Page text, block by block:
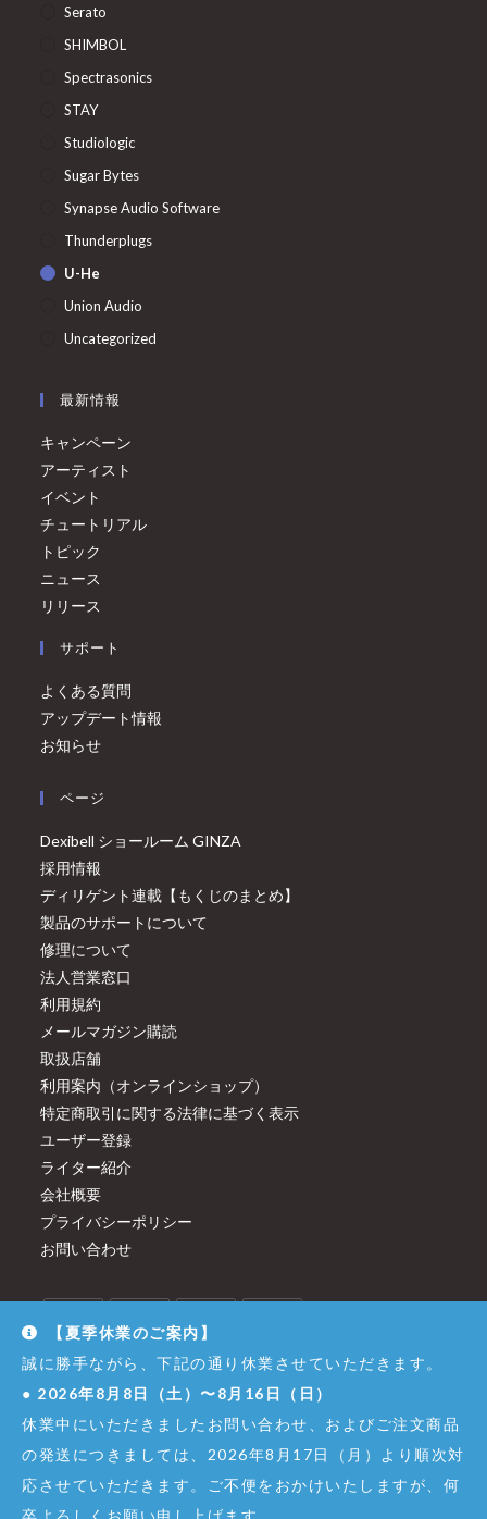
Serato
SHIMBOL
Spectrasonics
STAY
Studiologic
Sugar Bytes
Synapse Audio Software
Thunderplugs
U-He
Union Audio
Uncategorized
最新情報
キャンペーン
アーティスト
イベント
チュートリアル
トピック
ニュース
リリース
サポート
よくある質問
アップデート情報
お知らせ
ページ
Dexibell ショールーム GINZA
採用情報
ディリゲント連載【もくじのまとめ】
製品のサポートについて
修理について
法人営業窓口
利用規約
メールマガジン購読
取扱店舗
利用案内（オンラインショップ）
特定商取引に関する法律に基づく表示
ユーザー登録
ライター紹介
会社概要
プライバシーポリシー
お問い合わせ
【夏季休業のご案内】
誠に勝手ながら、下記の通り休業させていただきます。
● 2026年8月8日（土）〜8月16日（日）
休業中にいただきましたお問い合わせ、およびご注文商品
の発送につきましては、2026年8月17日（月）より順次対
応させていただきます。ご不便をおかけいたしますが、何
卒よろしくお願い申し上げます。